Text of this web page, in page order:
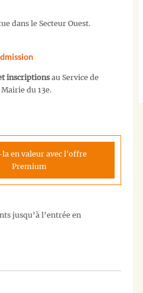
dans le Secteur Ouest.
inscriptionsau Service de
du 13e.
en valeur avec l'offre
Premium
jusqu’à l’entrée en